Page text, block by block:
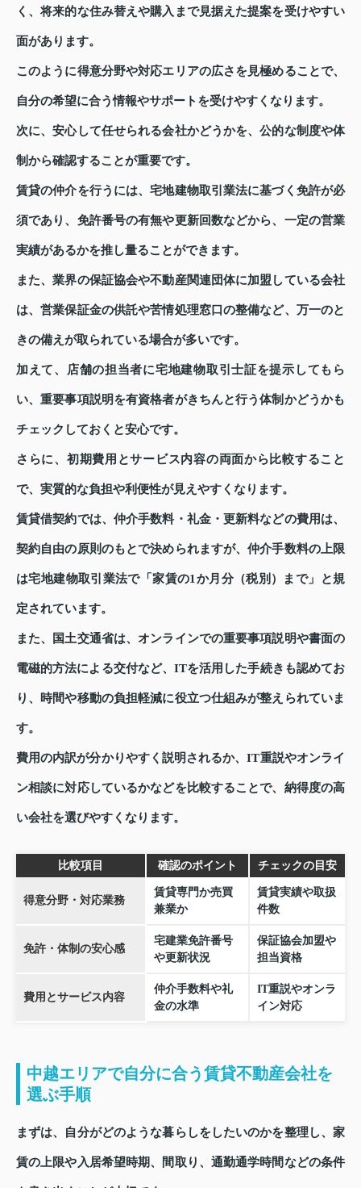
く、将来的な住み替えや購入まで見据えた提案を受けやすい
面があります。
このように得意分野や対応エリアの広さを見極めることで、
自分の希望に合う情報やサポートを受けやすくなります。
次に、安心して任せられる会社かどうかを、公的な制度や体
制から確認することが重要です。
賃貸の仲介を行うには、宅地建物取引業法に基づく免許が必
須であり、免許番号の有無や更新回数などから、一定の営業
実績があるかを推し量ることができます。
また、業界の保証協会や不動産関連団体に加盟している会社
は、営業保証金の供託や苦情処理窓口の整備など、万一のと
きの備えが取られている場合が多いです。
加えて、店舗の担当者に宅地建物取引士証を提示してもら
い、重要事項説明を有資格者がきちんと行う体制かどうかも
チェックしておくと安心です。
さらに、初期費用とサービス内容の両面から比較すること
で、実質的な負担や利便性が見えやすくなります。
賃貸借契約では、仲介手数料・礼金・更新料などの費用は、
契約自由の原則のもとで決められますが、仲介手数料の上限
は宅地建物取引業法で「家賃の1か月分（税別）まで」と規
定されています。
また、国土交通省は、オンラインでの重要事項説明や書面の
電磁的方法による交付など、ITを活用した手続きも認めてお
り、時間や移動の負担軽減に役立つ仕組みが整えられていま
す。
費用の内訳が分かりやすく説明されるか、IT重説やオンライ
ン相談に対応しているかなどを比較することで、納得度の高
い会社を選びやすくなります。
比較項目 確認のポイント チェックの目安
得意分野・対応業務
賃貸専門か売買
兼業か
賃貸実績や取扱
件数
免許・体制の安心感
宅建業免許番号
や更新状況
保証協会加盟や
担当資格
費用とサービス内容
仲介手数料や礼
金の水準
IT重説やオンラ
イン対応
中越エリアで自分に合う賃貸不動産会社を
選ぶ手順
まずは、自分がどのような暮らしをしたいのかを整理し、家
賃の上限や入居希望時期、間取り、通勤通学時間などの条件